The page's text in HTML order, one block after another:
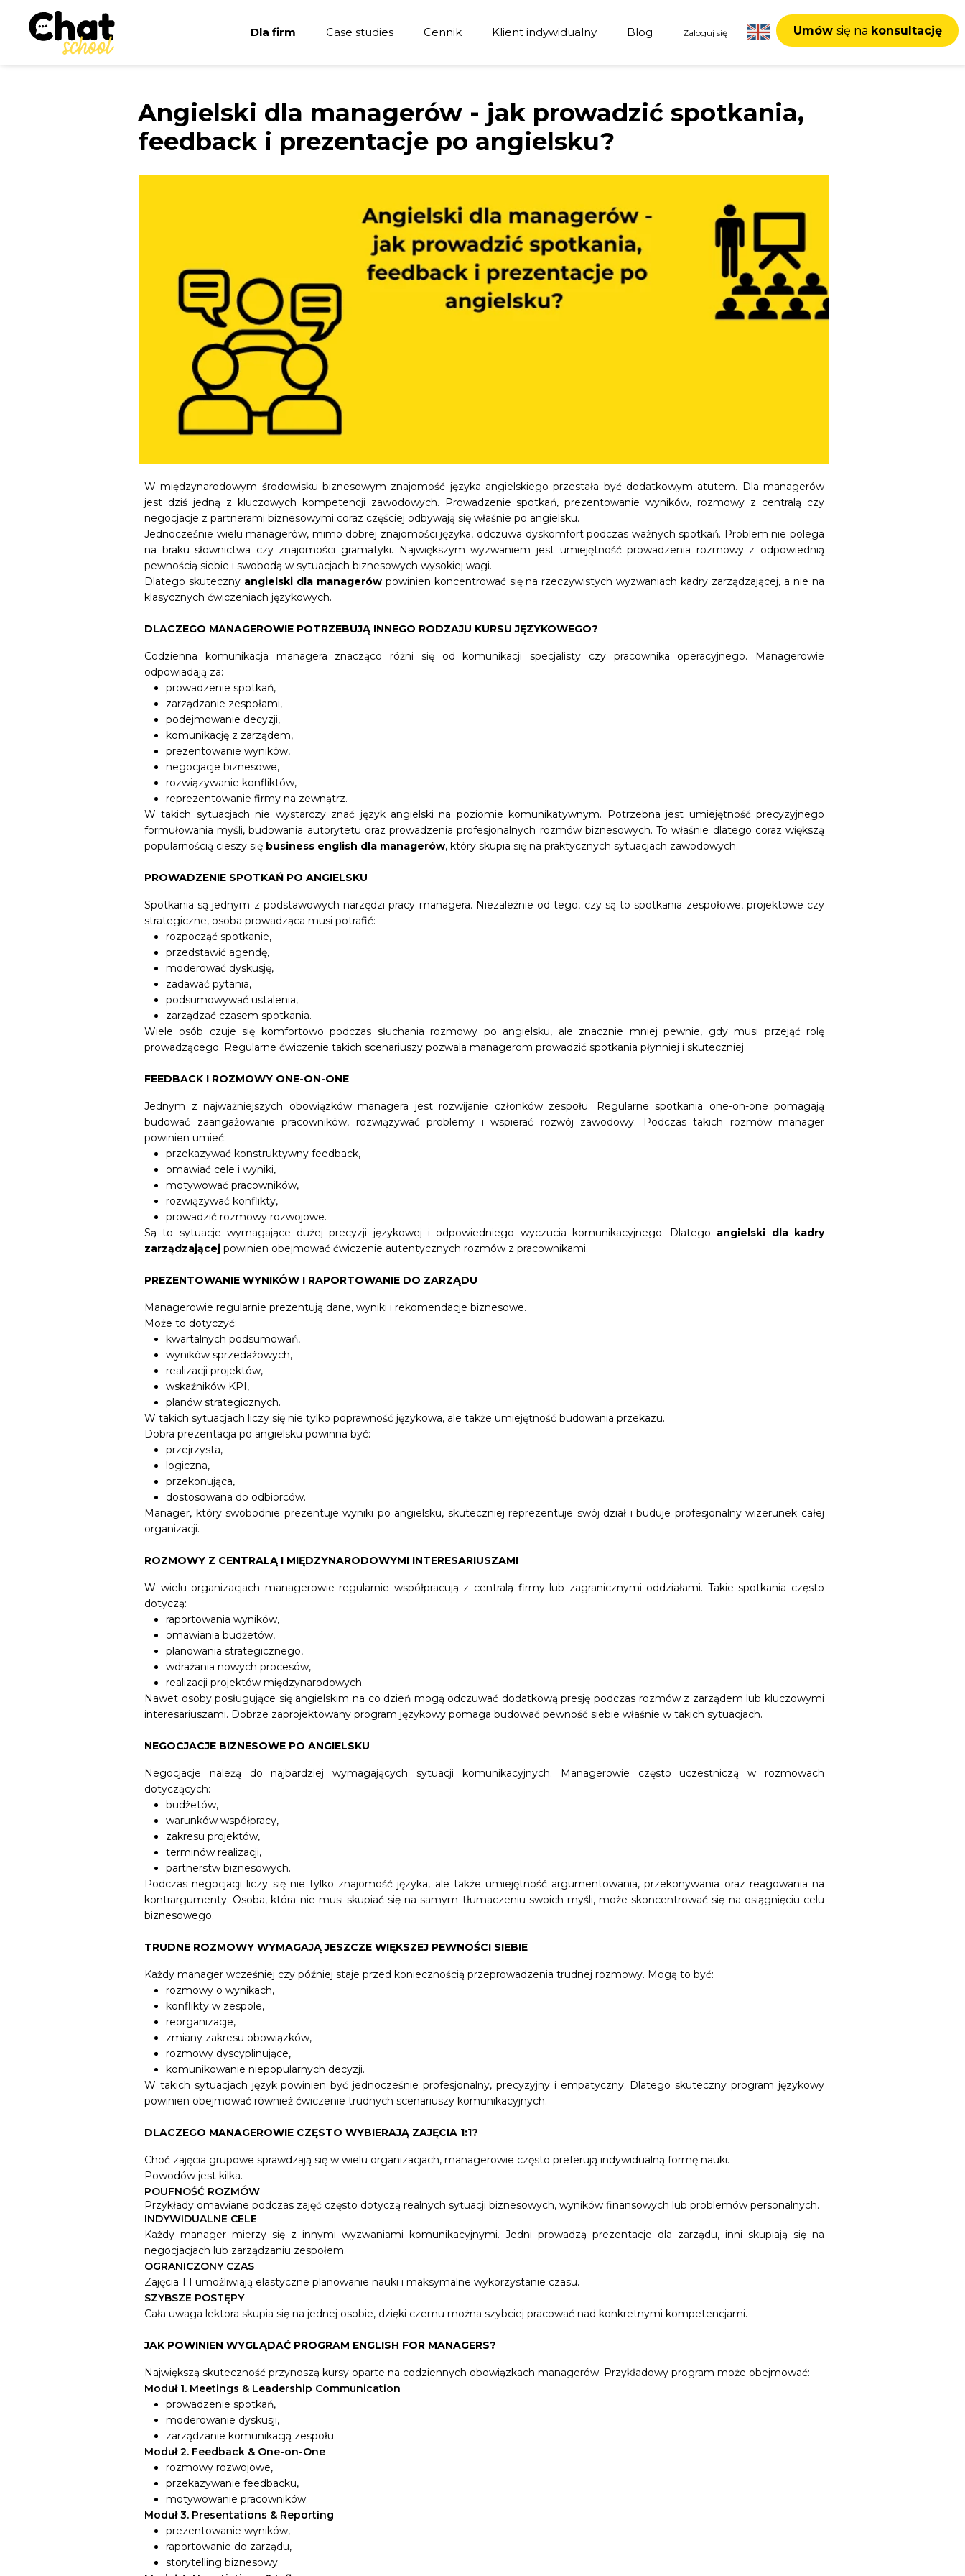
Umów się na konsultację
Dla firm
Case studies
Energotherm Group
Cennik Klient indywidualny Blog Zaloguj się
Angielski dla managerów - jak prowadzić spotkania,
feedback i prezentacje po angielsku?
W międzynarodowym środowisku biznesowym znajomość języka angielskiego przestała być dodatkowym atutem. Dla managerów
jest dziś jedną z kluczowych kompetencji zawodowych. Prowadzenie spotkań, prezentowanie wyników, rozmowy z centralą czy
negocjacje z partnerami biznesowymi coraz częściej odbywają się właśnie po angielsku.
Jednocześnie wielu managerów, mimo dobrej znajomości języka, odczuwa dyskomfort podczas ważnych spotkań. Problem nie polega
na braku słownictwa czy znajomości gramatyki. Największym wyzwaniem jest umiejętność prowadzenia rozmowy z odpowiednią
pewnością siebie i swobodą w sytuacjach biznesowych wysokiej wagi.
Dlatego skuteczny angielski dla managerówpowinien koncentrować się na rzeczywistych wyzwaniach kadry zarządzającej, a nie na
klasycznych ćwiczeniach językowych.
DLACZEGO MANAGEROWIE POTRZEBUJĄ INNEGO RODZAJU KURSU JĘZYKOWEGO?
Codzienna komunikacja managera znacząco różni się od komunikacji specjalisty czy pracownika operacyjnego. Managerowie
odpowiadają za:
prowadzenie spotkań,
zarządzanie zespołami,
podejmowanie decyzji,
komunikację z zarządem,
prezentowanie wyników,
negocjacje biznesowe,
rozwiązywanie konfliktów,
reprezentowanie firmy na zewnątrz.
W takich sytuacjach nie wystarczy znać język angielski na poziomie komunikatywnym. Potrzebna jest umiejętność precyzyjnego
formułowania myśli, budowania autorytetu oraz prowadzenia profesjonalnych rozmów biznesowych. To właśnie dlatego coraz większą
popularnością cieszy się business english dla managerów, który skupia się na praktycznych sytuacjach zawodowych.
PROWADZENIE SPOTKAŃ PO ANGIELSKU
Spotkania są jednym z podstawowych narzędzi pracy managera. Niezależnie od tego, czy są to spotkania zespołowe, projektowe czy
strategiczne, osoba prowadząca musi potrafić:
rozpocząć spotkanie,
przedstawić agendę,
moderować dyskusję,
zadawać pytania,
podsumowywać ustalenia,
zarządzać czasem spotkania.
Wiele osób czuje się komfortowo podczas słuchania rozmowy po angielsku, ale znacznie mniej pewnie, gdy musi przejąć rolę
prowadzącego. Regularne ćwiczenie takich scenariuszy pozwala managerom prowadzić spotkania płynniej i skuteczniej.
FEEDBACK I ROZMOWY ONE-ON-ONE
Jednym z najważniejszych obowiązków managera jest rozwijanie członków zespołu. Regularne spotkania one-on-one pomagają
budować zaangażowanie pracowników, rozwiązywać problemy i wspierać rozwój zawodowy. Podczas takich rozmów manager
powinien umieć:
przekazywać konstruktywny feedback,
omawiać cele i wyniki,
motywować pracowników,
rozwiązywać konflikty,
prowadzić rozmowy rozwojowe.
Są to sytuacje wymagające dużej precyzji językowej i odpowiedniego wyczucia komunikacyjnego. Dlatego angielski dla kadry
zarządzającej powinien obejmować ćwiczenie autentycznych rozmów z pracownikami.
PREZENTOWANIE WYNIKÓW I RAPORTOWANIE DO ZARZĄDU
Managerowie regularnie prezentują dane, wyniki i rekomendacje biznesowe.
Może to dotyczyć:
kwartalnych podsumowań,
wyników sprzedażowych,
realizacji projektów,
wskaźników KPI,
planów strategicznych.
W takich sytuacjach liczy się nie tylko poprawność językowa, ale także umiejętność budowania przekazu.
Dobra prezentacja po angielsku powinna być:
przejrzysta,
logiczna,
przekonująca,
dostosowana do odbiorców.
Manager, który swobodnie prezentuje wyniki po angielsku, skuteczniej reprezentuje swój dział i buduje profesjonalny wizerunek całej
organizacji.
ROZMOWY Z CENTRALĄ I MIĘDZYNARODOWYMI INTERESARIUSZAMI
W wielu organizacjach managerowie regularnie współpracują z centralą firmy lub zagranicznymi oddziałami. Takie spotkania często
dotyczą:
raportowania wyników,
omawiania budżetów,
planowania strategicznego,
wdrażania nowych procesów,
realizacji projektów międzynarodowych.
Nawet osoby posługujące się angielskim na co dzień mogą odczuwać dodatkową presję podczas rozmów z zarządem lub kluczowymi
interesariuszami. Dobrze zaprojektowany program językowy pomaga budować pewność siebie właśnie w takich sytuacjach.
NEGOCJACJE BIZNESOWE PO ANGIELSKU
Negocjacje należą do najbardziej wymagających sytuacji komunikacyjnych. Managerowie często uczestniczą w rozmowach
dotyczących:
budżetów,
warunków współpracy,
zakresu projektów,
terminów realizacji,
partnerstw biznesowych.
Podczas negocjacji liczy się nie tylko znajomość języka, ale także umiejętność argumentowania, przekonywania oraz reagowania na
kontrargumenty. Osoba, która nie musi skupiać się na samym tłumaczeniu swoich myśli, może skoncentrować się na osiągnięciu celu
biznesowego.
TRUDNE ROZMOWY WYMAGAJĄ JESZCZE WIĘKSZEJ PEWNOŚCI SIEBIE
Każdy manager wcześniej czy później staje przed koniecznością przeprowadzenia trudnej rozmowy. Mogą to być:
rozmowy o wynikach,
konflikty w zespole,
reorganizacje,
zmiany zakresu obowiązków,
rozmowy dyscyplinujące,
komunikowanie niepopularnych decyzji.
W takich sytuacjach język powinien być jednocześnie profesjonalny, precyzyjny i empatyczny. Dlatego skuteczny program językowy
powinien obejmować również ćwiczenie trudnych scenariuszy komunikacyjnych.
DLACZEGO MANAGEROWIE CZĘSTO WYBIERAJĄ ZAJĘCIA 1:1?
Choć zajęcia grupowe sprawdzają się w wielu organizacjach, managerowie często preferują indywidualną formę nauki.
Powodów jest kilka.
POUFNOŚĆ ROZMÓW
Przykłady omawiane podczas zajęć często dotyczą realnych sytuacji biznesowych, wyników finansowych lub problemów personalnych.
INDYWIDUALNE CELE
Każdy manager mierzy się z innymi wyzwaniami komunikacyjnymi. Jedni prowadzą prezentacje dla zarządu, inni skupiają się na
negocjacjach lub zarządzaniu zespołem.
OGRANICZONY CZAS
Zajęcia 1:1 umożliwiają elastyczne planowanie nauki i maksymalne wykorzystanie czasu.
SZYBSZE POSTĘPY
Cała uwaga lektora skupia się na jednej osobie, dzięki czemu można szybciej pracować nad konkretnymi kompetencjami.
JAK POWINIEN WYGLĄDAĆ PROGRAM ENGLISH FOR MANAGERS?
Największą skuteczność przynoszą kursy oparte na codziennych obowiązkach managerów. Przykładowy program może obejmować:
Moduł 1. Meetings & Leadership Communication
prowadzenie spotkań,
moderowanie dyskusji,
zarządzanie komunikacją zespołu.
Moduł 2. Feedback & One-on-One
rozmowy rozwojowe,
przekazywanie feedbacku,
motywowanie pracowników.
Moduł 3. Presentations & Reporting
prezentowanie wyników,
raportowanie do zarządu,
storytelling biznesowy.